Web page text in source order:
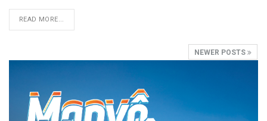
READ MORE...
NEWER POSTS